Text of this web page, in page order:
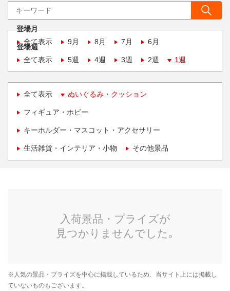
登場月
全て表示
9月 8月 7月 6月
登場週
全て表示
5週 4週 3週 2週 1週
全て表示 ぬいぐるみ・クッション
フィギュア・ホビー
キーホルダー・マスコット・アクセサリー
生活雑貨・インテリア・小物 その他景品